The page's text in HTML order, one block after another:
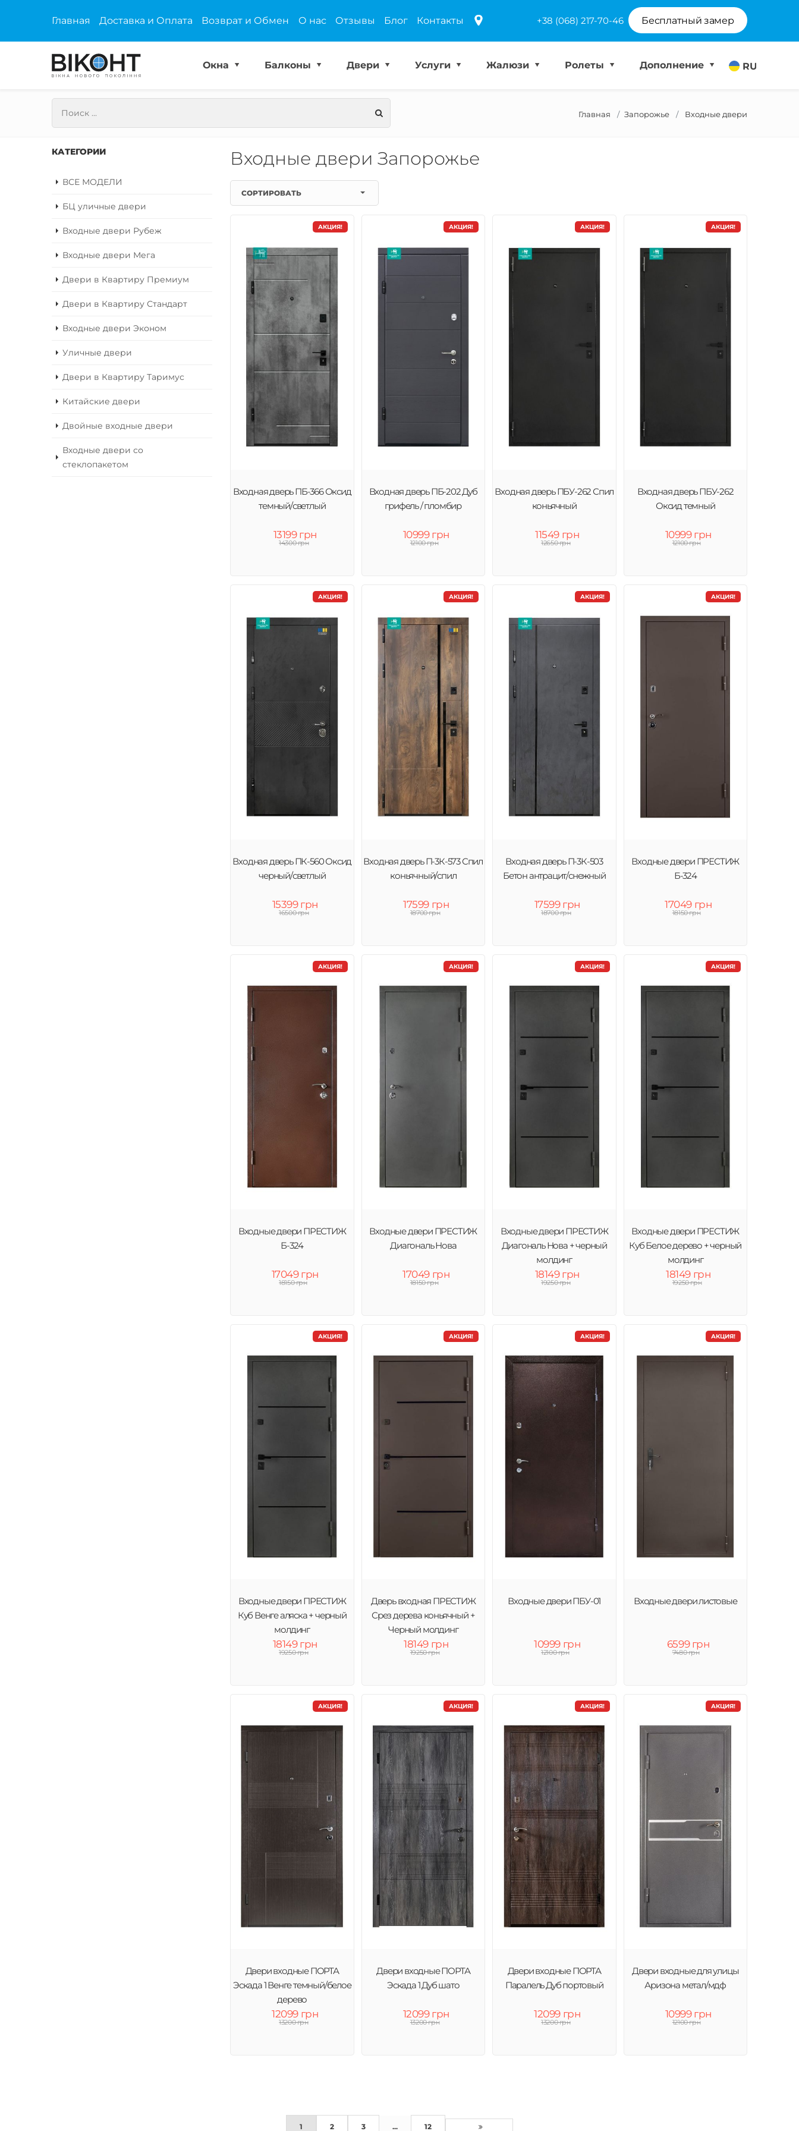
Главная Доставка и Оплата Возврат и Обмен О нас Отзывы Блог Контакты +38 (068) 217-70-46 Бесплатный замер
RU
Окна Балконы Двери Услуги Жалюзи Ролеты Дополнение
Главная Запорожье Входные двери
КАТЕГОРИИ
ВСЕ МОДЕЛИ
БЦ уличные двери
Входные двери Рубеж
Входные двери Мега
Двери в Квартиру Премиум
Двери в Квартиру Стандарт
Входные двери Эконом
Уличные двери
Двери в Квартиру Таримус
Китайские двери
Двойные входные двери
Входные двери со
стеклопакетом
Входные двери Запорожье
СОРТИРОВАТЬ
АКЦИЯ!
Входная дверь ПБ-366 Оксид
темный/светлый
13199 грн
14300 грн
АКЦИЯ!
Входная дверь ПБ-202 Дуб
грифель / пломбир
10999 грн
12100 грн
АКЦИЯ!
Входная дверь ПБУ-262 Спил
коньячный
11549 грн
12650 грн
АКЦИЯ!
Входная дверь ПБУ-262
Оксид темный
10999 грн
12100 грн
АКЦИЯ!
Входная дверь ПК-560 Оксид
черный/светлый
15399 грн
16500 грн
АКЦИЯ!
Входная дверь П-3К-573 Спил
коньячный/спил
17599 грн
18700 грн
АКЦИЯ!
Входная дверь П-3К-503
Бетон антрацит/снежный
17599 грн
18700 грн
АКЦИЯ!
Входные двери ПРЕСТИЖ
Б-324
17049 грн
18150 грн
АКЦИЯ!
Входные двери ПРЕСТИЖ
Б-324
17049 грн
18150 грн
АКЦИЯ!
Входные двери ПРЕСТИЖ
Диагональ Нова
17049 грн
18150 грн
АКЦИЯ!
Входные двери ПРЕСТИЖ
Диагональ Нова + черный
молдинг
18149 грн
19250 грн
АКЦИЯ!
Входные двери ПРЕСТИЖ
Куб Белое дерево + черный
молдинг
18149 грн
19250 грн
АКЦИЯ!
Входные двери ПРЕСТИЖ
Куб Венге аляска + черный
молдинг
18149 грн
19250 грн
АКЦИЯ!
Дверь входная ПРЕСТИЖ
Срез дерева коньячный +
Черный молдинг
18149 грн
19250 грн
АКЦИЯ!
Входные двери ПБУ-01
10999 грн
12100 грн
АКЦИЯ!
Входные двери листовые
6599 грн
7480 грн
АКЦИЯ!
Двери входные ПОРТА
Эскада 1 Венге темный/белое
дерево
12099 грн
13200 грн
АКЦИЯ!
Двери входные ПОРТА
Эскада 1 Дуб шато
12099 грн
13200 грн
АКЦИЯ!
Двери входные ПОРТА
Паралель Дуб портовый
12099 грн
13200 грн
АКЦИЯ!
Двери входные для улицы
Аризона метал/мдф
10999 грн
12100 грн
1 2 3 ... 12